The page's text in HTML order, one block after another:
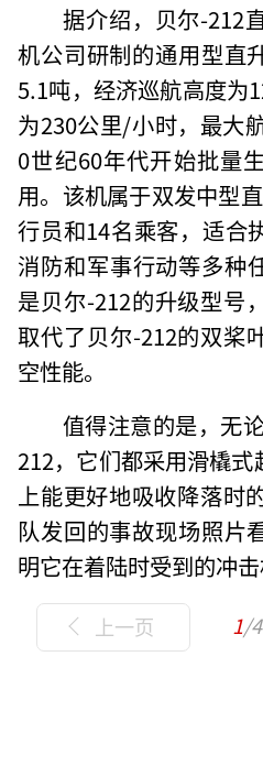
据介绍，贝尔-212
机公司研制的通用型直
5.1吨，经济巡航高度为
为230公里/小时，最大
0世纪60年代开始批量
用。该机属于双发中型
行员和14名乘客，适合
消防和军事行动等多种
是贝尔-212的升级型号
取代了贝尔-212的双桨
空性能。
值得注意的是，无
212，它们都采用滑橇
上能更好地吸收降落时
队发回的事故现场照片
明它在着陆时受到的冲击
上一页 1/4